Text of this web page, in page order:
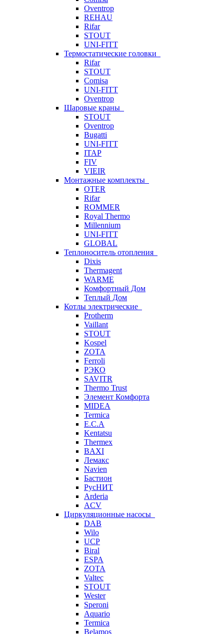
Oventrop
REHAU
Rifar
STOUT
UNI-FITT
Термостатические головки
Rifar
STOUT
Comisa
UNI-FITT
Oventrop
Шаровые краны
STOUT
Oventrop
Bugatti
UNI-FITT
ITAP
FIV
VIEIR
Монтажные комплекты
OTER
Rifar
ROMMER
Royal Thermo
Millennium
UNI-FITT
GLOBAL
Теплоноситель отопления
Dixis
Thermagent
WARME
Комфортный Дом
Теплый Дом
Котлы электрические
Protherm
Vaillant
STOUT
Kospel
ZOTA
Ferroli
РЭКО
SAVITR
Thermo Trust
Элемент Комфорта
MIDEA
Termica
E.C.A
Kentatsu
Thermex
BAXI
Лемакс
Navien
Бастион
РусНИТ
Arderia
ACV
Циркуляционные насосы
DAB
Wilo
UCP
Biral
ESPA
ZOTA
Valtec
STOUT
Wester
Speroni
Aquario
Termica
Belamos